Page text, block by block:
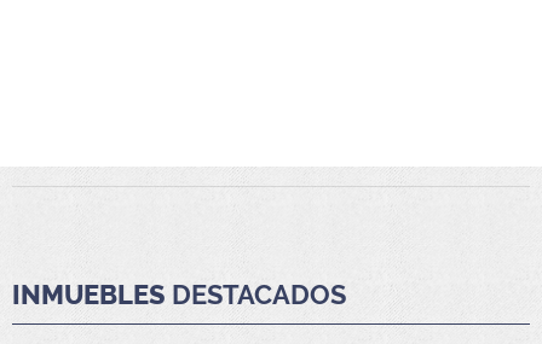
INMUEBLES DESTACADOS